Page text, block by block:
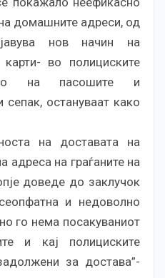
домашните адреси, од
нов начин на
во полициските
на пасошите и
сепак, остануваат како
на доставата на
адреса на граѓаните на
доведе до заклучок
и недоволно
го нема посакуваниот
и кај полициските
за достава”-